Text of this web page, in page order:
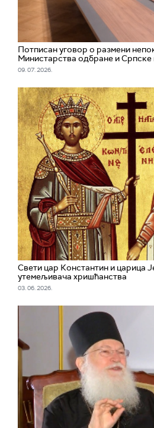
Потписан уговор о размени
Министарства одбране и
09. 07. 2026.
Свети цар Константин и царица
утемељивача хришћанства
03. 06. 2026.